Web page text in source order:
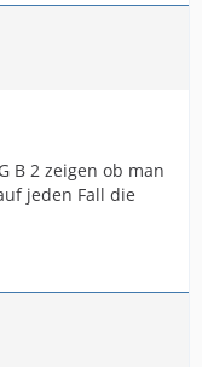
B 2 zeigen ob man
jeden Fall die